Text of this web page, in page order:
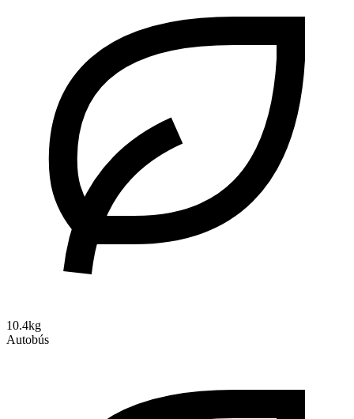
10.4kg
Autobús